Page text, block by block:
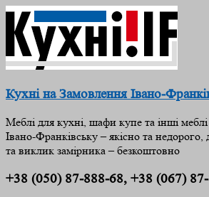
Кухні на Замовлення Івано-
Меблі для кухні, шафи купе та інші
Івано-Франківську – якісно та недорого,
та виклик замірника – безкоштовно
+38 (050) 87-888-68, +38 (067)